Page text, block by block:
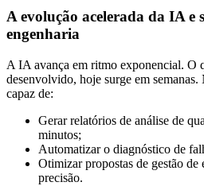
A evolução acelerada da IA e
engenharia
A IA avança em ritmo exponencial. O
desenvolvido, hoje surge em
capaz de:
Gerar relatórios de análise de
minutos;
Automatizar o diagnóstico de
Otimizar propostas de gestão de
precisão.